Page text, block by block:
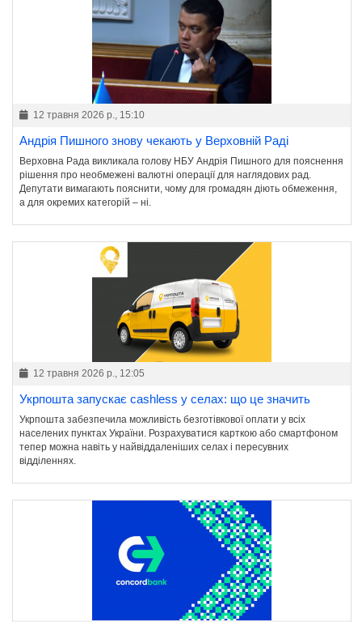
12 травня 2026 р., 15:10
Андрія Пишного знову чекають у Верховній Раді
Верховна Рада викликала голову НБУ Андрія Пишного для пояснення
рішення про необмежені валютні операції для наглядових рад.
Депутати вимагають пояснити, чому для громадян діють обмеження,
а для окремих категорій – ні.
12 травня 2026 р., 12:05
Укрпошта запускає cashless у селах: що це значить
Укрпошта забезпечила можливість безготівкової оплати у всіх
населених пунктах України. Розрахуватися карткою або смартфоном
тепер можна навіть у найвіддаленіших селах і пересувних
відділеннях.